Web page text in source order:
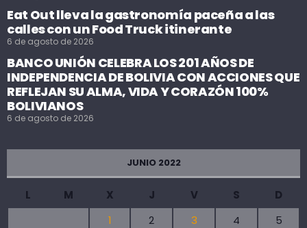
Eat Out lleva la gastronomía paceña a las
calles con un Food Truck itinerante
6 de agosto de 2026
BANCO UNIÓN CELEBRA LOS 201 AÑOS DE
INDEPENDENCIA DE BOLIVIA CON ACCIONES QUE
REFLEJAN SU ALMA, VIDA Y CORAZÓN 100%
BOLIVIANOS
6 de agosto de 2026
JUNIO 2022
L M X J V S
D
1
2 3 4
5